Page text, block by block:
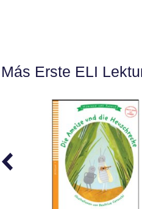
Más Erste ELI